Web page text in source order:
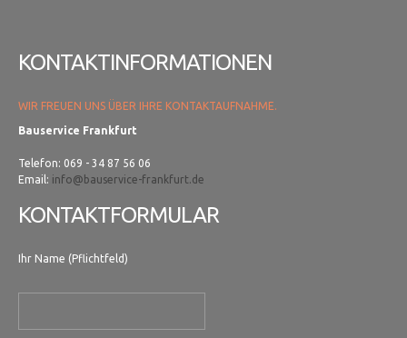
KONTAKTINFORMATIONEN
WIR FREUEN UNS ÜBER IHRE KONTAKTAUFNAHME.
Bauservice Frankfurt
Telefon: 069 - 34 87 56 06
Email: info@bauservice-frankfurt.de
KONTAKTFORMULAR
Ihr Name (Pflichtfeld)